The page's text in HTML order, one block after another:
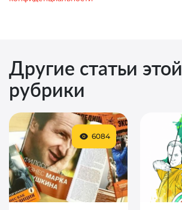
Другие статьи этой
рубрики
6084